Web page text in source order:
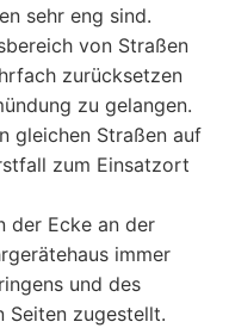
sehr eng sind.
von Straßen
zurücksetzen
zu gelangen.
gleichen Straßen auf
zum Einsatzort
der Ecke an der
immer
und des
Seiten zugestellt.